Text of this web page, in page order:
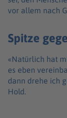
vor allem nach
Spitze
«Natürlich hat
es eben
dann drehe ich
Hold.